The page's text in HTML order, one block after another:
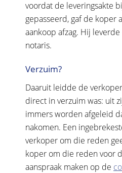
voordat de leveringsakte
gepasseerd, gaf de koper
aankoop afzag. Hij
notaris.
Verzuim?
Daaruit leidde de
direct in verzuim was: uit
immers worden afgeleid
nakomen. Een
verkoper om die reden
koper om die reden voor
aanspraak maken op de